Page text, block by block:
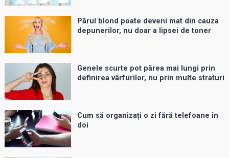
Părul blond poate deveni mat din cauza
depunerilor, nu doar a lipsei de toner
Genele scurte pot părea mai lungi prin
definirea vârfurilor, nu prin multe straturi
Cum să organizați o zi fără telefoane în
doi